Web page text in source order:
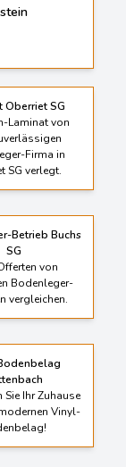
Oberriet SG
Laminat von
Firma in
SG verlegt.
Betrieb Buchs
SG
von
Bodenleger-
vergleichen.
Sie Ihr Zuhause
Vinyl-